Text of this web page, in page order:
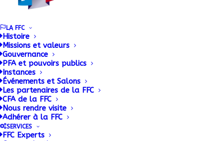
LA FFC
Histoire
Missions et valeurs
Gouvernance
PFA et pouvoirs publics
Instances
Événements et Salons
Les partenaires de la FFC
CFA de la FFC
Nous rendre visite
Adhérer à la FFC
SERVICES
FFC Experts